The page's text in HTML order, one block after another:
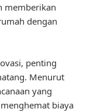
memberikan
dengan
penting
Menurut
yang
biaya